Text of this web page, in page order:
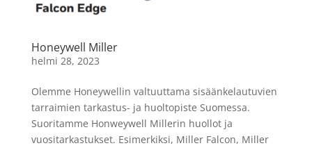
Honeywell Miller
helmi 28, 2023
Olemme Honeywellin valtuuttama sisäänkelautuvien
tarraimien tarkastus- ja huoltopiste Suomessa.
Suoritamme Honweywell Millerin huollot ja
vuositarkastukset. Esimerkiksi, Miller Falcon, Miller